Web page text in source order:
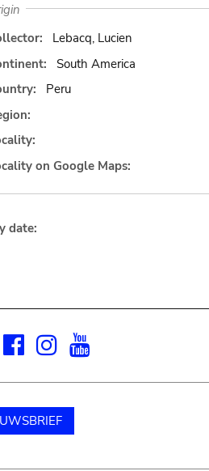
Lebacq, Lucien
South America
Peru
on Google Maps:
date:
X Facebook
Instagram